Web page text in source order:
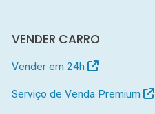
VENDER CARRO
Vender em 24h
Serviço de Venda Premium